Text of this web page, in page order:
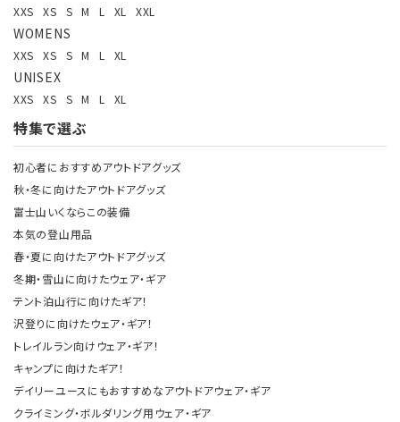
XXS XS S M L XL XXL
WOMENS
XXS XS S M L XL
UNISEX
XXS XS S M L XL
特集で選ぶ
初心者におすすめアウトドアグッズ
秋・冬に向けたアウトドアグッズ
富士山いくならこの装備
本気の登山用品
春・夏に向けたアウトドアグッズ
冬期・雪山に向けたウェア・ギア
テント泊山行に向けたギア！
沢登りに向けたウェア・ギア！
トレイルラン向けウェア・ギア！
キャンプに向けたギア！
デイリーユースにもおすすめなアウトドアウェア・ギア
クライミング・ボルダリング用ウェア・ギア